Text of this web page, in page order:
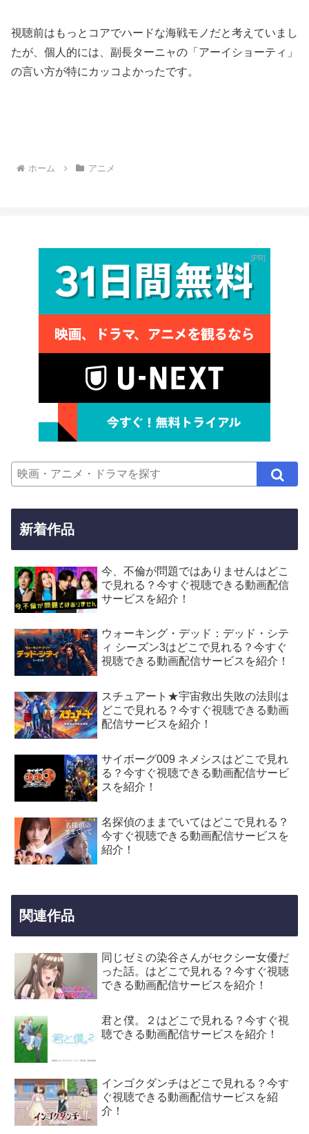
視聴前はもっとコアでハードな海戦モノだと考えていまし
たが、個人的には、副長ターニャの「アーイショーティ」
の言い方が特にカッコよかったです。
ホーム アニメ
PR
新着作品
今、不倫が問題ではありませんはどこ
で見れる？今すぐ視聴できる動画配信
サービスを紹介！
ウォーキング・デッド：デッド・シテ
ィ シーズン3はどこで見れる？今すぐ
視聴できる動画配信サービスを紹介！
スチュアート★宇宙救出失敗の法則は
どこで見れる？今すぐ視聴できる動画
配信サービスを紹介！
サイボーグ009 ネメシスはどこで見れ
る？今すぐ視聴できる動画配信サービ
スを紹介！
名探偵のままでいてはどこで見れる？
今すぐ視聴できる動画配信サービスを
紹介！
関連作品
同じゼミの染谷さんがセクシー女優だ
った話。はどこで見れる？今すぐ視聴
できる動画配信サービスを紹介！
君と僕。２はどこで見れる？今すぐ視
聴できる動画配信サービスを紹介！
インゴクダンチはどこで見れる？今す
ぐ視聴できる動画配信サービスを紹
介！